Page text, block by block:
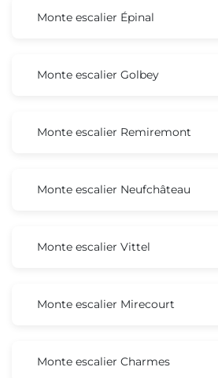
Monte escalier Épinal
Monte escalier Golbey
Monte escalier Remiremont
Monte escalier Neufchâteau
Monte escalier Vittel
Monte escalier Mirecourt
Monte escalier Charmes